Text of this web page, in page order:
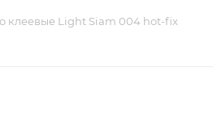
клеевые Light Siam 004 hot-fix